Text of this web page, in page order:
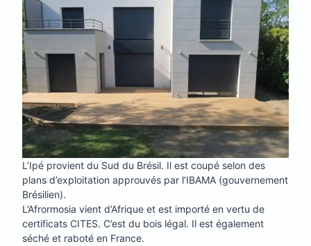
L’Ipé provient du Sud du Brésil. Il est coupé selon des
plans d’exploitation approuvés par l’IBAMA (gouvernement
Brésilien).
L’Afrormosia vient d’Afrique et est importé en vertu de
certificats CITES. C’est du bois légal. Il est également
séché et raboté en France.